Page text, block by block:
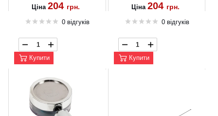
Ціна 204 грн.
0 відгуків
Купити
Ціна 204 грн.
0 відгуків
Купити